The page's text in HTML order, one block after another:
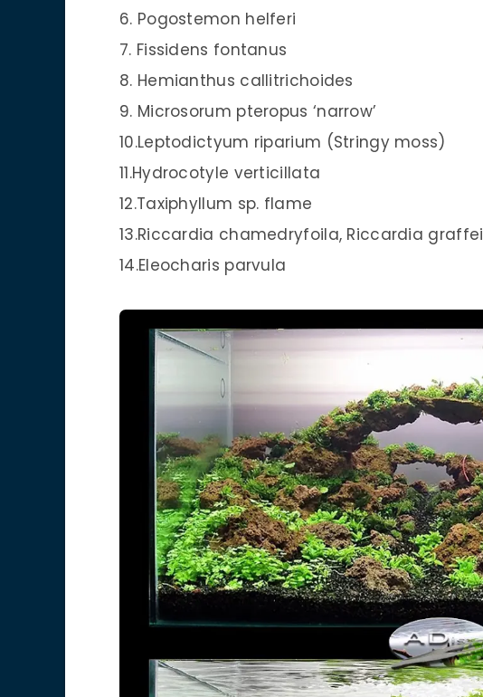
6. Pogostemon helferi
7. Fissidens fontanus
8. Hemianthus callitrichoides
9. Microsorum pteropus ‘narrow’
10.Leptodictyum riparium (Stringy moss)
11.Hydrocotyle verticillata
12.Taxiphyllum sp. flame
13.Riccardia chamedryfoila, Riccardia graffei
14.Eleocharis parvula